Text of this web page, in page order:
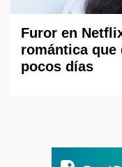
Furor en
romántica que
pocos días